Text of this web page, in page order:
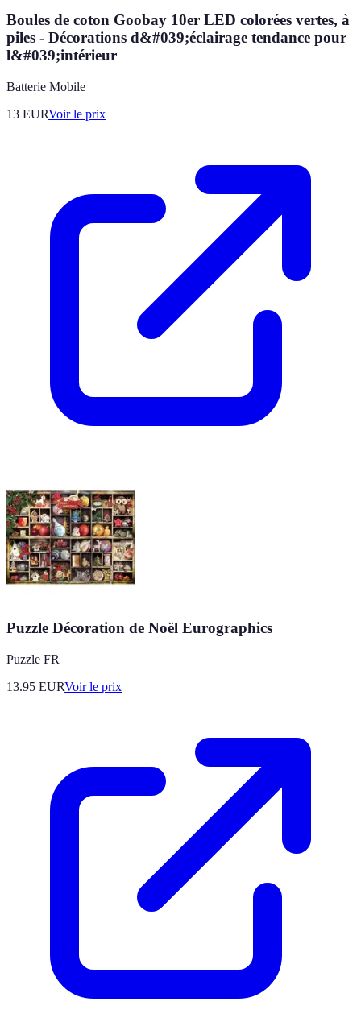
Boules de coton Goobay 10er LED colorées vertes, à
piles - Décorations d&#039;éclairage tendance pour
l&#039;intérieur
Batterie Mobile
13 EURVoir le prix
Puzzle Décoration de Noël Eurographics
Puzzle FR
13.95 EURVoir le prix